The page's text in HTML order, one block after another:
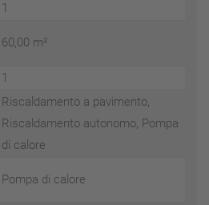
1
60,00 m²
1
Riscaldamento a pavimento,
Riscaldamento autonomo, Pompa
di calore
Pompa di calore